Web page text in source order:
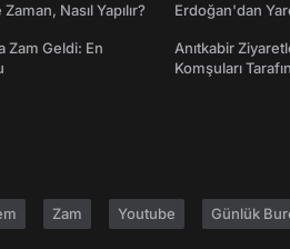
Nasıl Yapılır?
Zam Geldi: En
Erdoğan'dan
Anıtkabir
Komşuları
Zam Youtube Günlük